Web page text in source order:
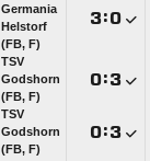
Germania
Helstorf
(FB, F)
:
TSV
Godshorn
(FB, F)
:
TSV
Godshorn
(FB, F)
: